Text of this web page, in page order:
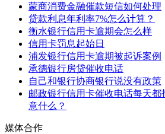
蒙商消费金融催款短信如何处理
贷款利息年利率7%怎么计算？
衡水银行信用卡逾期会怎么样
信用卡罚息起始日
浦发银行信用卡逾期被起诉案例
承德银行房贷催收电话
自己和银行协商银行说没有政策
邮政银行信用卡催收电话每天
意什么？
媒体合作